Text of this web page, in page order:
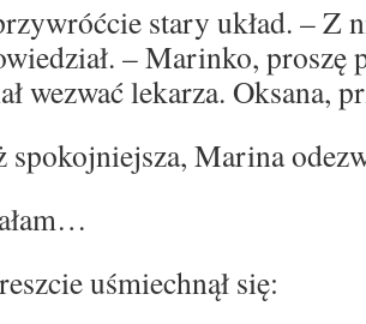
stary układ. – Z
– Marinko, proszę
wezwać lekarza. Oksana,
spokojniejsza, Marina
uśmiechnął się: